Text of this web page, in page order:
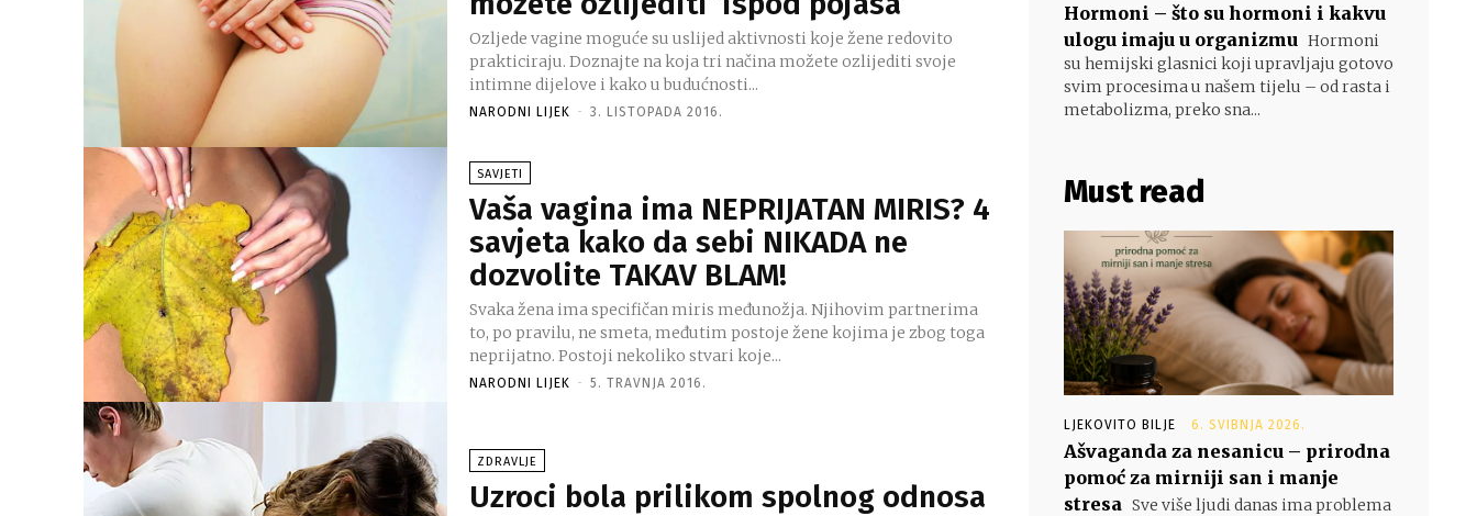
Ozljede vagine moguće su uslijed aktivnosti koje žene redovito
prakticiraju. Doznajte na koja tri načina možete ozlijediti svoje
intimne dijelove i kako u budućnosti...
NARODNI LIJEK - 3. LISTOPADA 2016.
SAVJETI
Vaša vagina ima NEPRIJATAN MIRIS? 4
savjeta kako da sebi NIKADA ne
dozvolite TAKAV BLAM!
Svaka žena ima specifičan miris međunožja. Njihovim partnerima
to, po pravilu, ne smeta, međutim postoje žene kojima je zbog toga
neprijatno. Postoji nekoliko stvari koje...
NARODNI LIJEK - 5. TRAVNJA 2016.
ZDRAVLJE
Uzroci bola prilikom spolnog odnosa
Hormoni – što su hormoni i kakvu
ulogu imaju u organizmu Hormoni
su hemijski glasnici koji upravljaju gotovo
svim procesima u našem tijelu – od rasta i
metabolizma, preko sna...
Must read
LJEKOVITO BILJE 6. SVIBNJA 2026.
Ašvaganda za nesanicu – prirodna
pomoć za mirniji san i manje
stresa Sve više ljudi danas ima problema